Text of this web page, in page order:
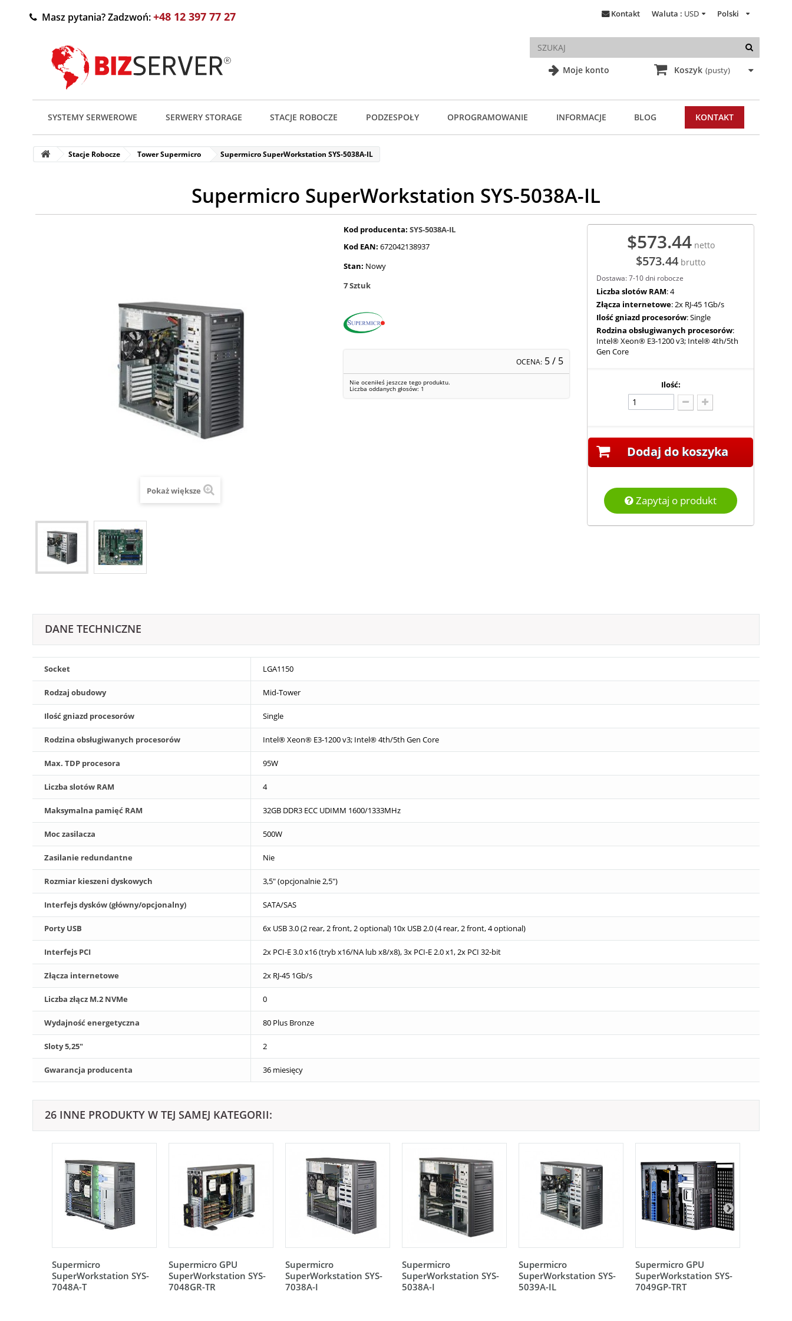
Moje konto
Polski
Waluta : USD
Kontakt
Masz pytania? Zadzwoń:+48 12 397 77 27
Koszyk (pusty)
SYSTEMY SERWEROWE SERWERY STORAGE STACJE ROBOCZE PODZESPOŁY OPROGRAMOWANIE INFORMACJE BLOG KONTAKT
Stacje Robocze Tower Supermicro Supermicro SuperWorkstation SYS-5038A-IL
Supermicro SuperWorkstation SYS-5038A-IL
Pokaż większe
Kod producenta: SYS-5038A-IL
Kod EAN: 672042138937
Stan: Nowy
7Sztuk
OCENA: 5/ 5
Nie oceniłeś jeszcze tego produktu.
Liczba oddanych głosów: 1
$573.44netto
$573.44 brutto
Dostawa: 7-10 dni robocze
Liczba slotów RAM: 4
Złącza internetowe: 2x RJ-45 1Gb/s
Ilość gniazd procesorów: Single
Rodzina obsługiwanych procesorów:
Intel® Xeon® E3-1200 v3; Intel® 4th/5th
Gen Core
Ilość:
Dodaj do koszyka
Zapytaj o produkt
DANE TECHNICZNE
Socket LGA1150
Rodzaj obudowy Mid-Tower
Ilość gniazd procesorów Single
Rodzina obsługiwanych procesorów Intel® Xeon® E3-1200 v3; Intel® 4th/5th Gen Core
Max. TDP procesora 95W
Liczba slotów RAM 4
Maksymalna pamięć RAM 32GB DDR3 ECC UDIMM 1600/1333MHz
Moc zasilacza 500W
Zasilanie redundantne Nie
Rozmiar kieszeni dyskowych 3,5" (opcjonalnie 2,5")
Interfejs dysków (główny/opcjonalny) SATA/SAS
Porty USB 6x USB 3.0 (2 rear, 2 front, 2 optional) 10x USB 2.0 (4 rear, 2 front, 4 optional)
Interfejs PCI 2x PCI-E 3.0 x16 (tryb x16/NA lub x8/x8), 3x PCI-E 2.0 x1, 2x PCI 32-bit
Złącza internetowe 2x RJ-45 1Gb/s
Liczba złącz M.2 NVMe 0
Wydajność energetyczna 80 Plus Bronze
Sloty 5,25" 2
Gwarancja producenta 36 miesięcy
26 INNE PRODUKTY W TEJ SAMEJ KATEGORII:
Supermicro
SuperWorkstation SYS-
7048A-T
Supermicro GPU
SuperWorkstation SYS-
7048GR-TR
Supermicro
SuperWorkstation SYS-
7038A-I
Supermicro
SuperWorkstation SYS-
5038A-I
Supermicro
SuperWorkstation SYS-
5039A-IL
Supermicro GPU
SuperWorkstation SYS-
7049GP-TRT